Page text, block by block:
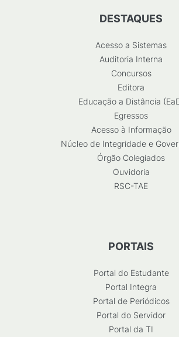
DESTAQUES
Acesso a Sistemas
Auditoria Interna
Concursos
Editora
Educação a Distância
Egressos
Acesso à Informação
Núcleo de Integridade e
Órgão Colegiados
Ouvidoria
RSC-TAE
PORTAIS
Portal do Estudante
Portal Integra
Portal de Periódicos
Portal do Servidor
Portal da TI